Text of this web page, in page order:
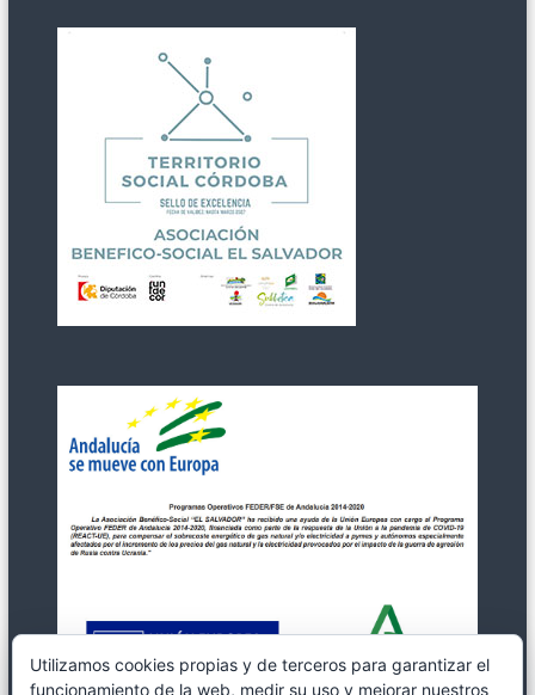
Utilizamos cookies propias y de terceros para garantizar el
funcionamiento de la web, medir su uso y mejorar nuestros